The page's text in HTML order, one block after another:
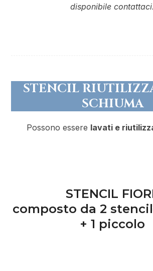
disponibile contattaci.
STENCIL
SCHIUMA
Possono essere lavati e
STENCIL
composto da 2
+ 1 piccolo